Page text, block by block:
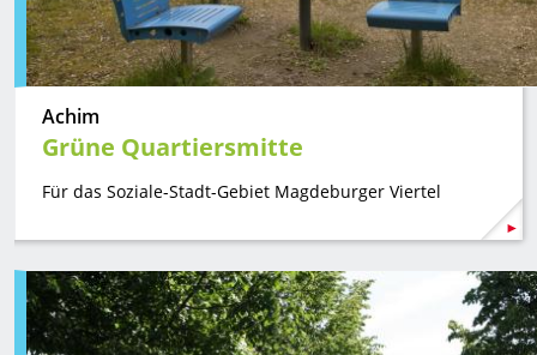
Achim
Grüne Quartiersmitte
Für das Soziale-Stadt-Gebiet Magdeburger Viertel